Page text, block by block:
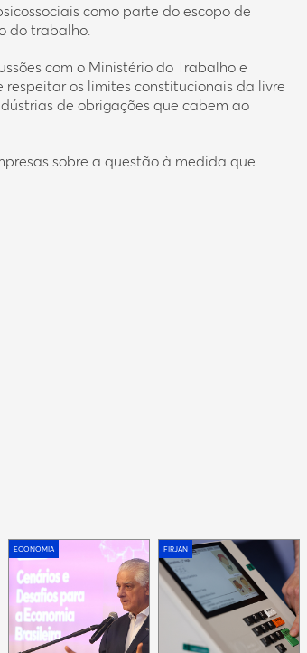
como parte do escopo de
do trabalho.
com o Ministério do Trabalho e
os limites constitucionais da livre
de obrigações que cabem ao
sobre a questão à medida que
ECONOMIA FIRJAN